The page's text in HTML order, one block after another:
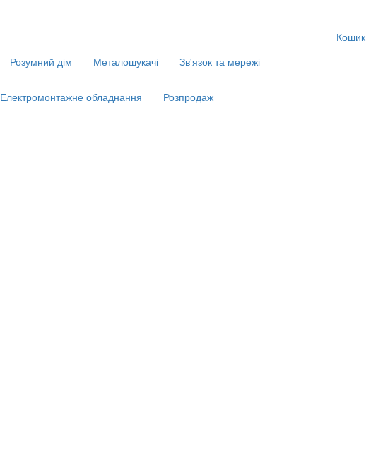
Розумний дім Металошукачі Зв'язок та мережі
Електромонтажне обладнання Розпродаж
Кошик